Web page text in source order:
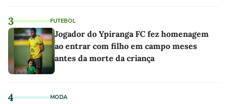
3 FUTEBOL
Jogador do Ypiranga FC fez homenagem
ao entrar com filho em campo meses
antes da morte da criança
4 MODA